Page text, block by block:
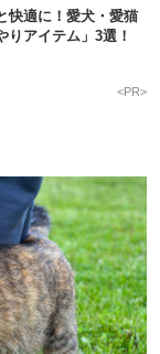
快適に！愛犬・愛猫
りアイテム」3選！
<PR>